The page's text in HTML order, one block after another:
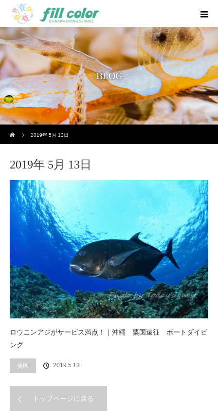
BLOG
2019年 5月 13日
2019年 5月 13日
ロウニンアジがサービス満点！｜沖縄 粟国遠征 ボートダイビ
ング
粟国 2019.5.13
トップページに戻る